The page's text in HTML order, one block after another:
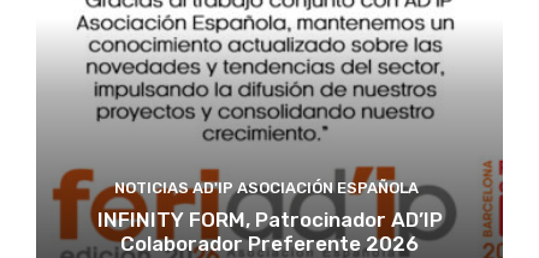
NOTICIAS AD'IP ASOCIACIÓN ESPAÑOLA
INFINITY FORM, Patrocinador AD’IP
Colaborador Preferente 2026